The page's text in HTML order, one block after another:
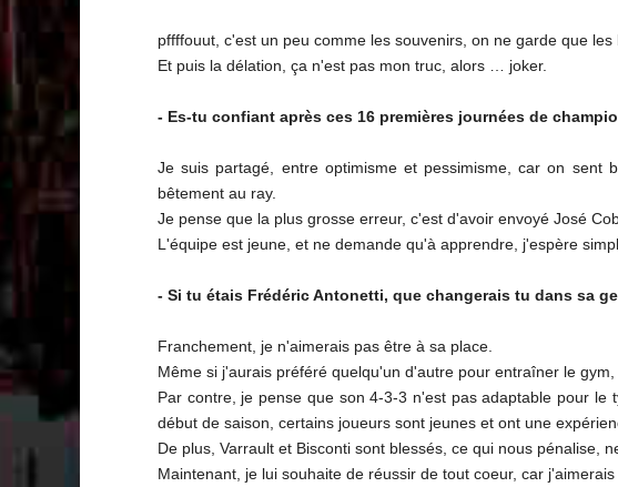
pffffouut, c'est un peu comme les souvenirs, on ne garde que les
Et puis la délation, ça n'est pas mon truc, alors … joker.
- Es-tu confiant après ces 16 premières journées de
Je suis partagé, entre optimisme et pessimisme, car on
bêtement au ray.
Je pense que la plus grosse erreur, c'est d'avoir envoyé José
L'équipe est jeune, et ne demande qu'à apprendre, j'espère
- Si tu étais Frédéric Antonetti, que changerais tu dans sa
Franchement, je n'aimerais pas être à sa place.
Même si j'aurais préféré quelqu'un d'autre pour entraîner le
Par contre, je pense que son 4-3-3 n'est pas adaptable pour
début de saison, certains joueurs sont jeunes et ont une
De plus, Varrault et Bisconti sont blessés, ce qui nous pénalise,
Maintenant, je lui souhaite de réussir de tout coeur, car